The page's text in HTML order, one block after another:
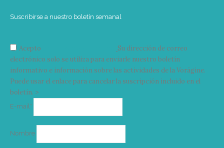
Suscribirse a nuestro boletín semanal
Acepto
Su dirección de correo
electrónico solo se utiliza para enviarle nuestro boletín
informativo e información sobre las actividades de la Vorágine.
Puede usar el enlace para cancelar la suscripción incluido en el
boletín. >
E-mail*
Nombre